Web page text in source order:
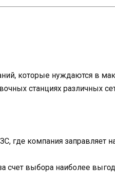
которые нуждаются в
станциях различных
где компания заправляет
счет выбора наиболее